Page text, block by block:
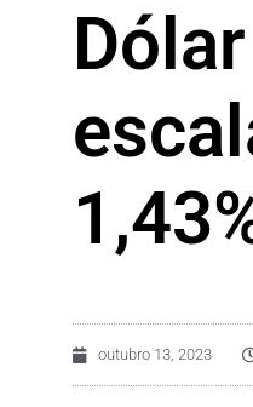
outubro 13, 2023